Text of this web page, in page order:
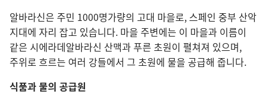
알바라신은 주민 1000명가량의 고대 마을로, 스페인 중부 산악
지대에 자리 잡고 있습니다. 마을 주변에는 이 마을과 이름이
같은 시에라데알바라신 산맥과 푸른 초원이 펼쳐져 있으며,
주위로 흐르는 여러 강들에서 그 초원에 물을 공급해 줍니다.
식품과 물의 공급원